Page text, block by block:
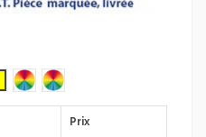
JauneASSORTIS IMPRESSION BLANCHE
ASSORTIS IMPRESSION NOIRE
Prix